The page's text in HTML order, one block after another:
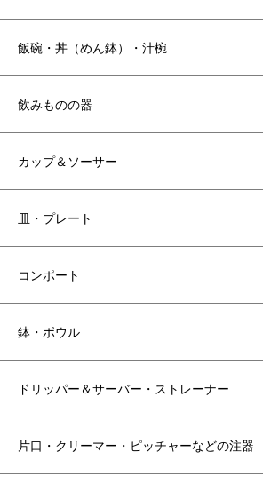
飯碗・丼（めん鉢）・汁椀
飲みものの器
カップ＆ソーサー
皿・プレート
コンポート
鉢・ボウル
ドリッパー＆サーバー・ストレーナー
片口・クリーマー・ピッチャーなどの注器